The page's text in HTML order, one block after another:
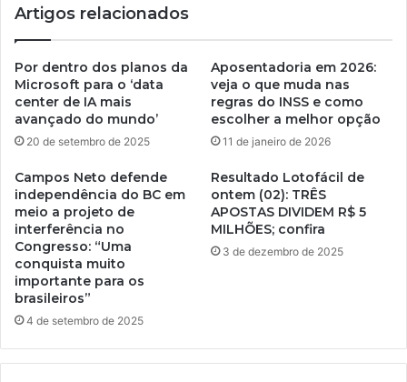
Artigos relacionados
Por dentro dos planos da
Microsoft para o ‘data
center de IA mais
avançado do mundo’
20 de setembro de 2025
Aposentadoria em 2026:
veja o que muda nas
regras do INSS e como
escolher a melhor opção
11 de janeiro de 2026
Campos Neto defende
independência do BC em
meio a projeto de
interferência no
Congresso: “Uma
conquista muito
importante para os
brasileiros”
4 de setembro de 2025
Resultado Lotofácil de
ontem (02): TRÊS
APOSTAS DIVIDEM R$ 5
MILHÕES; confira
3 de dezembro de 2025